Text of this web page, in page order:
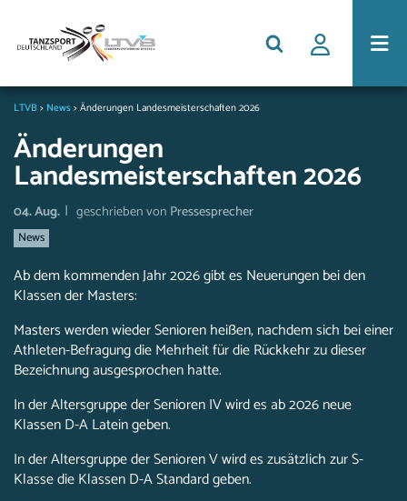
LTVB> News>Änderungen Landesmeisterschaften 2026
Änderungen
Landesmeisterschaften 2026
04. Aug. | geschrieben von Pressesprecher
News
Ab dem kommenden Jahr 2026 gibt es Neuerungen bei den
Klassen der Masters:
Masters werden wieder Senioren heißen, nachdem sich bei einer
Athleten-Befragung die Mehrheit für die Rückkehr zu dieser
Bezeichnung ausgesprochen hatte.
In der Altersgruppe der Senioren IV wird es ab 2026 neue
Klassen D-A Latein geben.
In der Altersgruppe der Senioren V wird es zusätzlich zur S-
Klasse die Klassen D-A Standard geben.